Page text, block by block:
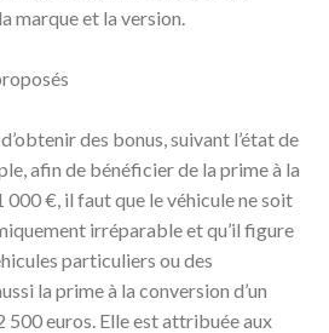
marque et la version.
des bonus, suivant l’état de
afin de bénéficier de la prime à la
000 €, il faut que le véhicule ne soit
irréparable et qu’il figure
particuliers ou des
la prime à la conversion d’un
euros. Elle est attribuée aux